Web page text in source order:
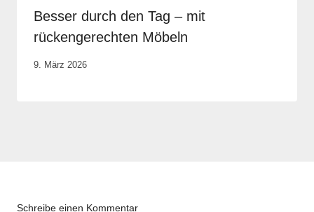
Besser durch den Tag – mit
rückengerechten Möbeln
Von
9. März 2026
Schreibe einen Kommentar